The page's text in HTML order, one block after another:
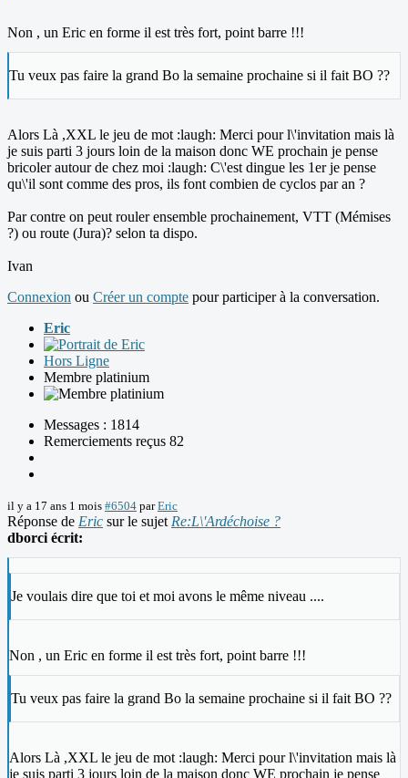
Non , un Eric en forme il est très fort, point barre !!!
Tu veux pas faire la grand Bo la semaine prochaine si il fait BO ??
Alors Là ,XXL le jeu de mot :laugh: Merci pour l\'invitation mais là
je suis parti 3 jours loin de la maison donc WE prochain je pense
bricoler autour de chez moi :laugh: C\'est dingue les 1er je pense
qu\'il sont comme des pros, ils font combien de cyclos par an ?
Par contre on peut rouler ensemble prochainement, VTT (Mémises
?) ou route (Jura)? selon ta dispo.
Ivan
Connexion ou Créer un compte pour participer à la conversation.
Eric
Hors Ligne
Membre platinium
Messages : 1814
Remerciements reçus 82
il y a 17 ans 1 mois #6504 parEric
Réponse de Eric sur le sujet Re:L\'Ardéchoise ?
dborci écrit:
Je voulais dire que toi et moi avons le même niveau ....
Non , un Eric en forme il est très fort, point barre !!!
Tu veux pas faire la grand Bo la semaine prochaine si il fait BO ??
Alors Là ,XXL le jeu de mot :laugh: Merci pour l\'invitation mais là
je suis parti 3 jours loin de la maison donc WE prochain je pense